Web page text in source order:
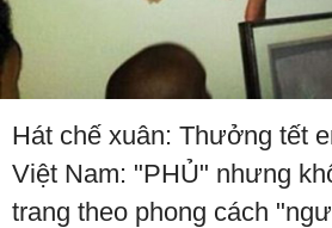
Hát chế xuân: Thưởng tết
Việt Nam: "PHỦ" nhưng
trang theo phong cách